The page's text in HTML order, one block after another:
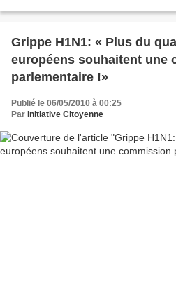
Grippe H1N1: « Plus du
européens souhaitent une
parlementaire !»
Publié le 06/05/2010 à 00:25
Par Initiative Citoyenne